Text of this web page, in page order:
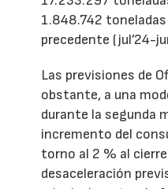
1.848.742
precedente (jul’24-
Las previsiones de
obstante, a una
durante la segunda
incremento del
torno al 2 % al
desaceleración